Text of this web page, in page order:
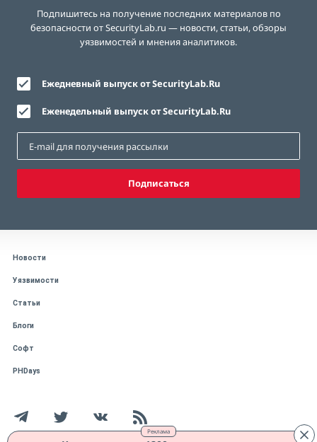
Реклама
Подпишитесь на получение последних материалов по
безопасности от SecurityLab.ru — новости, статьи, обзоры
уязвимостей и мнения аналитиков.
Ежедневный выпуск от SecurityLab.Ru
Еженедельный выпуск от SecurityLab.Ru
Подписаться
Новости
Уязвимости
Статьи
Блоги
Софт
PHDays